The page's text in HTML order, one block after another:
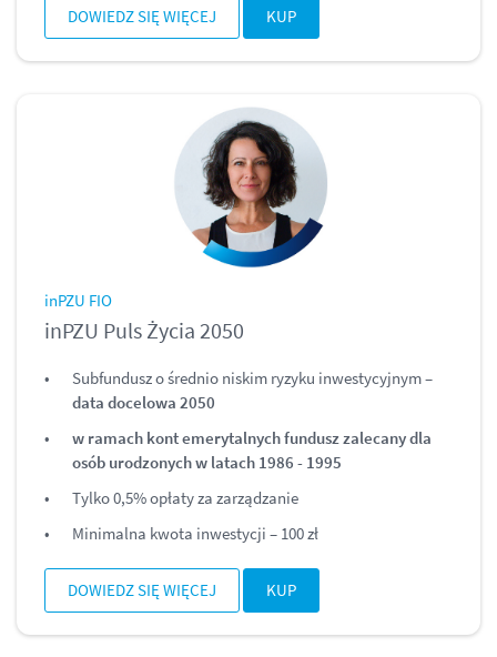
DOWIEDZ SIĘ WIĘCEJ KUP
inPZU FIO
inPZU Puls Życia 2050
Subfundusz o średnio niskim ryzyku inwestycyjnym –
data docelowa 2050
w ramach kont emerytalnych fundusz zalecany dla
osób urodzonych w latach 1986 - 1995
Tylko 0,5% opłaty za zarządzanie
Minimalna kwota inwestycji – 100 zł
DOWIEDZ SIĘ WIĘCEJ KUP